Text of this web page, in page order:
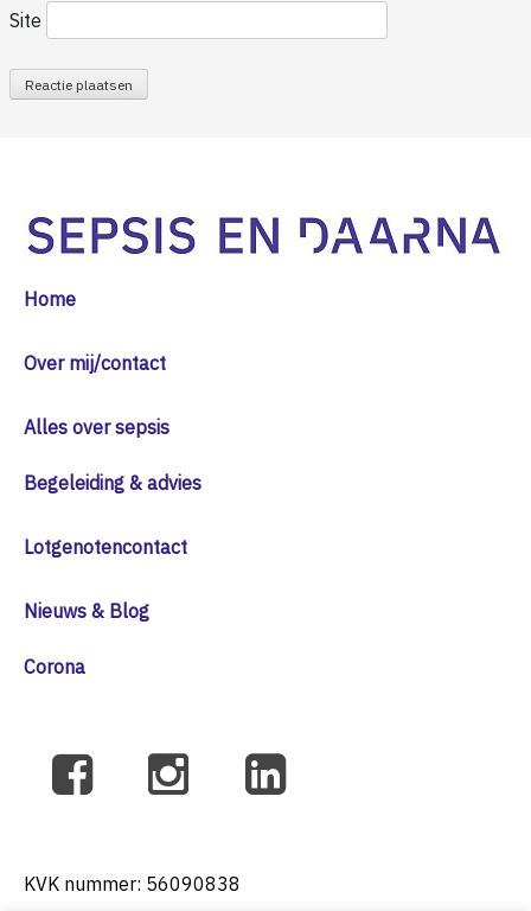
Site
Home
Over mij/contact
Alles over sepsis
Begeleiding & advies
Lotgenotencontact
Nieuws & Blog
Corona
KVK nummer: 56090838